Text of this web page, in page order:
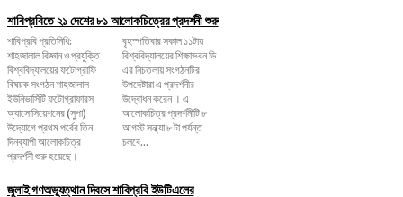
শাবিপ্রবিতে ২১ দেশের ৮১ আলোকচিত্রের প্রদর্শনী শুরু
শাবিপ্রবি প্রতিনিধি:
শাহজালাল বিজ্ঞান ও প্রযুক্তি
বিশ্ববিদ্যালয়ের ফটোগ্রাফি
বিষয়ক সংগঠন শাহজালাল
ইউনিভার্সিটি ফটোগ্রাফারস
অ্যাসোসিয়েশনের (সুপা)
উদ্যোগে প্রথম পর্বের তিন
দিনব্যাপী আলোকচিত্র
প্রদর্শনী শুরু হয়েছে।
বৃহস্পতিবার সকাল ১১টায়
বিশ্ববিদ্যালয়ের শিক্ষাভবন ডি
এর নিচতলায় সংগঠনটির
উপদেষ্টারা এ প্রদর্শনীর
উদ্বোধন করেন । এ
আলোকচিত্র প্রদর্শনীটি ৮
আগস্ট সন্ধ্যা ৮ টা পর্যন্ত
চলবে...
জুলাই গণঅভ্যুত্থান দিবসে শাবিপ্রবি ইউটিএলের